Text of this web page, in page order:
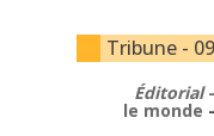
Tribune -
Éditorial
le monde -